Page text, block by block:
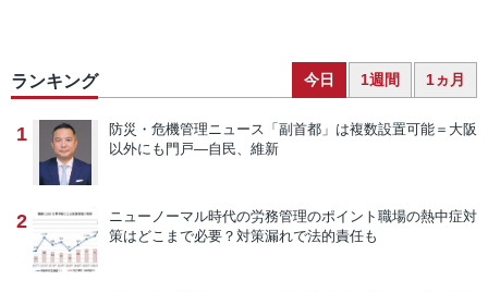
ランキング 今日 1週間 1ヵ月
1 防災・危機管理ニュース 「副首都」は複数設置可能＝大阪
以外にも門戸―自民、維新
2 ニューノーマル時代の労務管理のポイント 職場の熱中症対
策はどこまで必要？対策漏れで法的責任も